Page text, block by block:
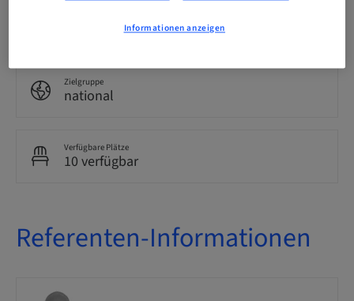
Theorie-Kurs
Zielgruppe
national
Verfügbare Plätze
10 verfügbar
Referenten-Informationen
Informationen anzeigen